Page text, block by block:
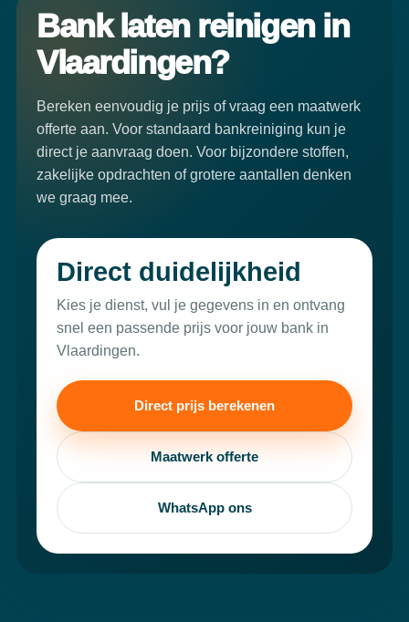
Bank laten reinigen in
Vlaardingen?
Bereken eenvoudig je prijs of vraag een maatwerk
offerte aan. Voor standaard bankreiniging kun je
direct je aanvraag doen. Voor bijzondere stoffen,
zakelijke opdrachten of grotere aantallen denken
we graag mee.
Direct duidelijkheid
Kies je dienst, vul je gegevens in en ontvang
snel een passende prijs voor jouw bank in
Vlaardingen.
Direct prijs berekenen
Maatwerk offerte
WhatsApp ons